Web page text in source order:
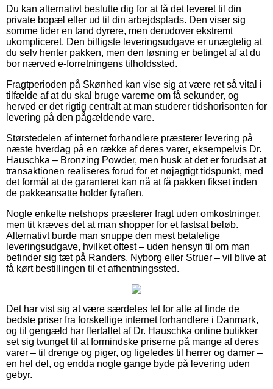
Du kan alternativt beslutte dig for at få det leveret til din
private bopæl eller ud til din arbejdsplads. Den viser sig
somme tider en tand dyrere, men derudover ekstremt
ukompliceret. Den billigste leveringsudgave er unægtelig at
du selv henter pakken, men den løsning er betinget af at du
bor nærved e-forretningens tilholdssted.
Fragtperioden på Skønhed kan vise sig at være ret så vital i
tilfælde af at du skal bruge varerne om få sekunder, og
herved er det rigtig centralt at man studerer tidshorisonten for
levering på den pågældende vare.
Størstedelen af internet forhandlere præsterer levering på
næste hverdag på en række af deres varer, eksempelvis Dr.
Hauschka – Bronzing Powder, men husk at det er forudsat at
transaktionen realiseres forud for et nøjagtigt tidspunkt, med
det formål at de garanteret kan nå at få pakken fikset inden
de pakkeansatte holder fyraften.
Nogle enkelte netshops præsterer fragt uden omkostninger,
men tit kræves det at man shopper for et fastsat beløb.
Alternativt burde man snuppe den mest betalelige
leveringsudgave, hvilket oftest – uden hensyn til om man
befinder sig tæt på Randers, Nyborg eller Struer – vil blive at
få kørt bestillingen til et afhentningssted.
Det har vist sig at være særdeles let for alle at finde de
bedste priser fra forskellige internet forhandlere i Danmark,
og til gengæld har flertallet af Dr. Hauschka online butikker
set sig tvunget til at formindske priserne på mange af deres
varer – til drenge og piger, og ligeledes til herrer og damer –
en hel del, og endda nogle gange byde på levering uden
gebyr.